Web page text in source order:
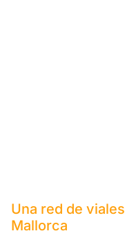
Una red de
Mallorca